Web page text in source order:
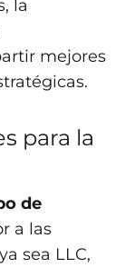
la
mejores
para la
de
a las
sea LLC,